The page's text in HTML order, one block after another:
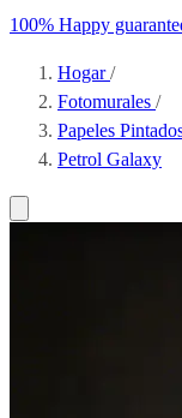
100% Happy
Hogar/
Fotomurales /
Papeles
Petrol Galaxy